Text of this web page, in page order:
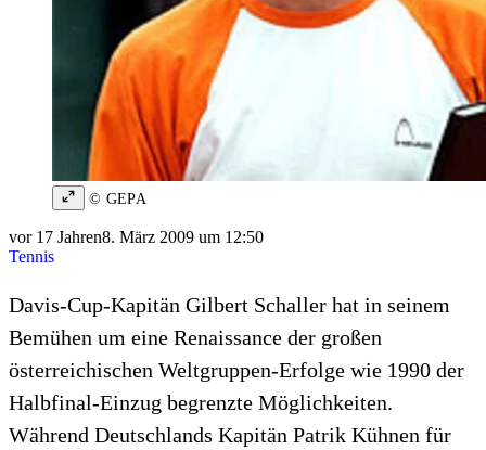
© GEPA
vor 17 Jahren8. März 2009 um 12:50
Tennis
Davis-Cup-Kapitän Gilbert Schaller hat in seinem
Bemühen um eine Renaissance der großen
österreichischen Weltgruppen-Erfolge wie 1990 der
Halbfinal-Einzug begrenzte Möglichkeiten.
Während Deutschlands Kapitän Patrik Kühnen für